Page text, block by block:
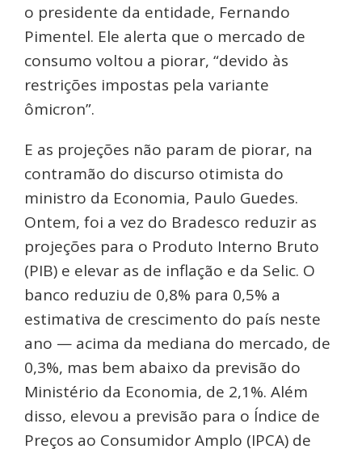
o presidente da entidade, Fernando
Pimentel. Ele alerta que o mercado de
consumo voltou a piorar, “devido às
restrições impostas pela variante
ômicron”.
E as projeções não param de piorar, na
contramão do discurso otimista do
ministro da Economia, Paulo Guedes.
Ontem, foi a vez do Bradesco reduzir as
projeções para o Produto Interno Bruto
(PIB) e elevar as de inflação e da Selic. O
banco reduziu de 0,8% para 0,5% a
estimativa de crescimento do país neste
ano — acima da mediana do mercado, de
0,3%, mas bem abaixo da previsão do
Ministério da Economia, de 2,1%. Além
disso, elevou a previsão para o Índice de
Preços ao Consumidor Amplo (IPCA) de